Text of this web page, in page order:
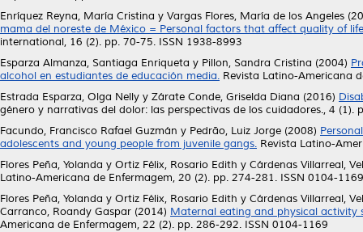
Enríquez Reyna, María Cristina y Vargas Flores, María de los Angeles
mama del noreste de México = Personal factors that affect quality of
international, 16 (2). pp. 70-75. ISSN 1938-8993
Esparza Almanza, Santiaga Enriqueta y Pillon, Sandra Cristina (2004)
alcohol en estudiantes de educación media. Revista Latino-Americana
Estrada Esparza, Olga Nelly y Zárate Conde, Griselda Diana (2016)
género y narrativas del dolor: las perspectivas de los cuidadores., 4 (1).
Facundo, Francisco Rafael Guzmán y Pedrão, Luiz Jorge (2008)
adolescents and young people from juvenile gangs. Revista Latino-
Flores Peña, Yolanda y Ortiz Félix, Rosario Edith y Cárdenas Villarreal,
Latino-Americana de Enfermagem, 20 (2). pp. 274-281. ISSN 0104-1169
Flores Peña, Yolanda y Ortiz Félix, Rosario Edith y Cárdenas Villarreal,
Carranco, Roandy Gaspar (2014) Maternal eating and physical
Americana de Enfermagem, 22 (2). pp. 286-292. ISSN 0104-1169